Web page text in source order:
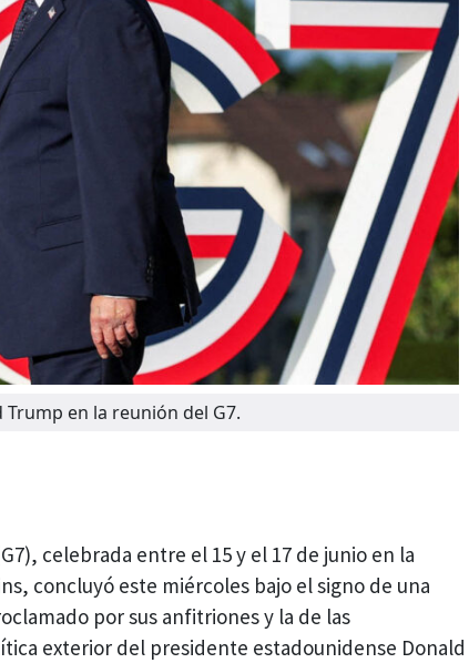
en la reunión del G7.
celebrada entre el 15 y el 17 de junio en la
concluyó este miércoles bajo el signo de una
por sus anfitriones y la de las
exterior del presidente estadounidense Donald